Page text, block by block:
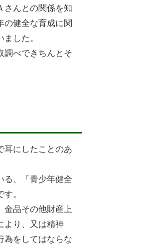
さんとの関係を知
の健全な育成に関
した。
調べできちんとそ
耳にしたことのあ
る、「青少年健全
。
金品その他財産上
より、又は精神
為をしてはならな